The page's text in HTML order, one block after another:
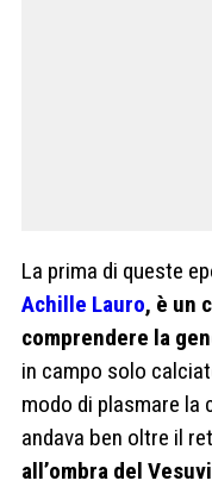
La prima di queste
Achille Lauro, è un
comprendere la
in campo solo
modo di plasmare la
andava ben oltre il
all’ombra del